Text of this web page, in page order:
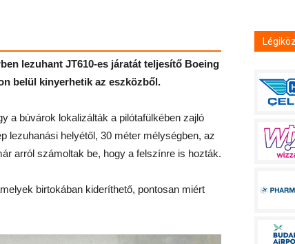
lezuhant JT610-es járatát teljesítő Boeing
belül kinyerhetik az eszközből.
a búvárok lokalizálták a pilótafülkében zajló
lezuhanási helyétől, 30 méter mélységben, az
arról számoltak be, hogy a felszínre is hozták.
birtokában kideríthető, pontosan miért